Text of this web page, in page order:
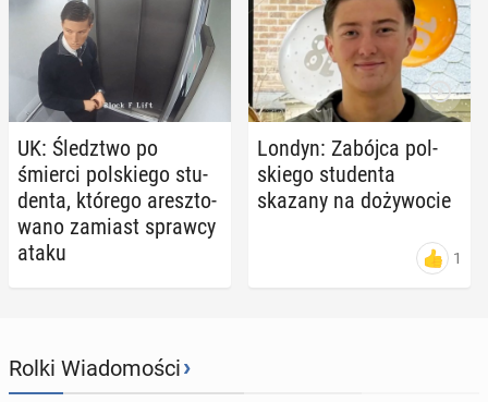
UK: Śledz­two po
śmierci pol­skie­go stu­
den­ta, którego aresz­to­
wa­no zamiast sprawcy
ataku
Londyn: Zabójca pol­
skie­go stu­den­ta
skazany na do­ży­wo­cie
1
Rolki Wiadomości›